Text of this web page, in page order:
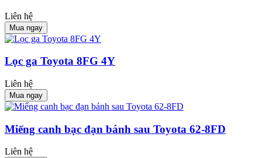
Liên hệ
Mua ngay
Lọc ga Toyota 8FG 4Y
Liên hệ
Mua ngay
Miếng canh bạc đạn bánh sau Toyota 62-8FD
Liên hệ